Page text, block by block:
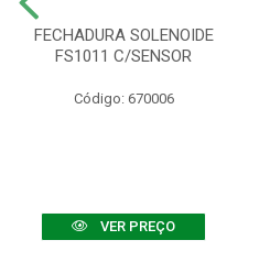
FECHADURA SOLENOIDE
FS1011 C/SENSOR
Código: 670006
VER PREÇO